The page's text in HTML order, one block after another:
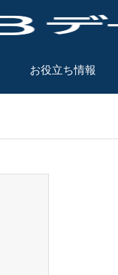
お役立ち情報